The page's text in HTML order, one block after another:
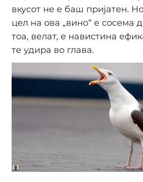
вкусот не е баш пријатен.
цел на ова „вино“ е сосема
тоа, велат, е навистина
те удира во глава.